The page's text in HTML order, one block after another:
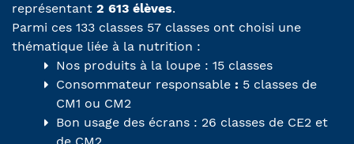
représentant 2 613 élèves.
Parmi ces 133 classes 57 classes ont choisi une
thématique liée à la nutrition :
Nos produits à la loupe : 15 classes
Consommateur responsable : 5 classes de
CM1 ou CM2
Bon usage des écrans : 26 classes de CE2 et